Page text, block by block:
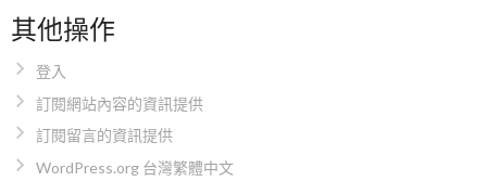
其他操作
登入
訂閱網站內容的資訊提供
訂閱留言的資訊提供
WordPress.org 台灣繁體中文